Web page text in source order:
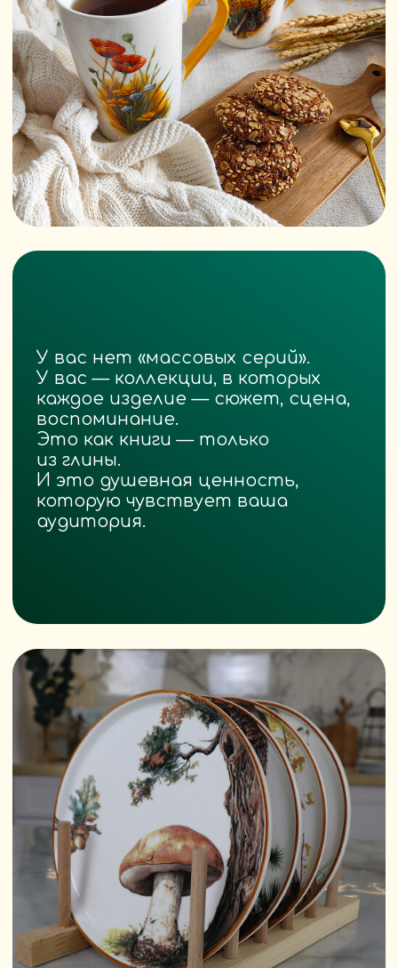
От эскиза и упаковки до общения
с вами в соц.сетях. Потому что для
нас важно, чтобы каждое изделие
не просто украшало стол, а несло
чувство дома.
ScandyJ — это посуда с лицом.
И этим лицом мы готовы быть
честно, открыто и с любовью.
Каталог
Художники
деталь с душой
Фотографы
улавливающие свет на фарфоре
так, будто он говорит
ScandyJ — это не только
мы, основатели.
Это целая команда людей,
объединённых одной
важной вещью: любовью
к тому, что мы делаем.
это тоже семья